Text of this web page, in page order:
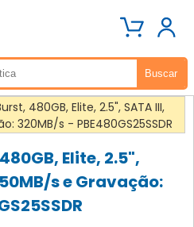
480GB, Elite, 2.5", SATA III,
320MB/s - PBE480GS25SSDR
Elite, 2.5",
s e Gravação: